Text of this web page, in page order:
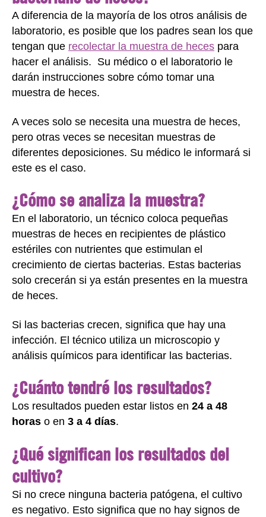
A diferencia de la mayoría de los otros análisis de
laboratorio, es posible que los padres sean los que
tengan que recolectar la muestra de heces para
hacer el análisis. Su médico o el laboratorio le
darán instrucciones sobre cómo tomar una
muestra de heces.
A veces solo se necesita una muestra de heces,
pero otras veces se necesitan muestras de
diferentes deposiciones. Su médico le informará si
este es el caso.
¿Cómo se analiza la muestra?
En el laboratorio, un técnico coloca pequeñas
muestras de heces en recipientes de plástico
estériles con nutrientes que estimulan el
crecimiento de ciertas bacterias. Estas bacterias
solo crecerán si ya están presentes en la muestra
de heces.
Si las bacterias crecen, significa que hay una
infección. El técnico utiliza un microscopio y
análisis químicos para identificar las bacterias.
¿Cuánto tendré los resultados?
Los resultados pueden estar listos en 24 a 48
horas o en 3 a 4 días.
¿Qué significan los resultados del
cultivo?
Si no crece ninguna bacteria patógena, el cultivo
es negativo. Esto significa que no hay signos de